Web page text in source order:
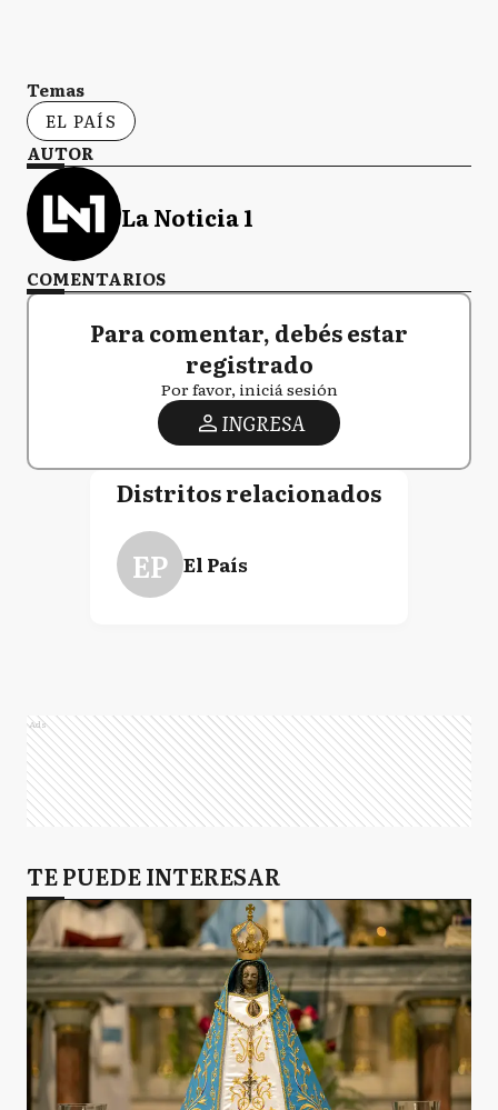
Temas
EL PAÍS
AUTOR
La Noticia 1
COMENTARIOS
Para comentar, debés estar
registrado
Por favor, iniciá sesión
INGRESA
Distritos relacionados
EP El País
Ads
TE PUEDE INTERESAR